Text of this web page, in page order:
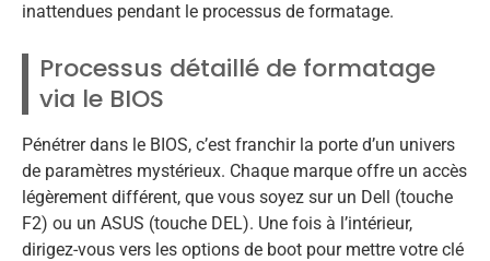
inattendues pendant le processus de formatage.
Processus détaillé de formatage
via le BIOS
Pénétrer dans le BIOS, c’est franchir la porte d’un univers
de paramètres mystérieux. Chaque marque offre un accès
légèrement différent, que vous soyez sur un Dell (touche
F2) ou un ASUS (touche DEL). Une fois à l’intérieur,
dirigez-vous vers les options de boot pour mettre votre clé